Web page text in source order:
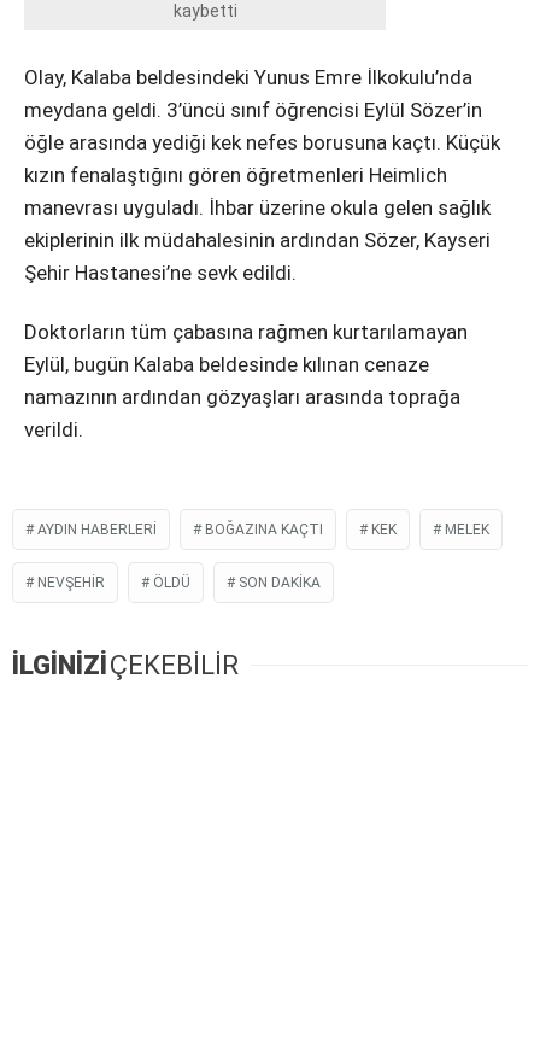
kaybetti
Olay, Kalaba beldesindeki Yunus Emre İlkokulu’nda
meydana geldi. 3’üncü sınıf öğrencisi Eylül Sözer’in
öğle arasında yediği kek nefes borusuna kaçtı. Küçük
kızın fenalaştığını gören öğretmenleri Heimlich
manevrası uyguladı. İhbar üzerine okula gelen sağlık
ekiplerinin ilk müdahalesinin ardından Sözer, Kayseri
Şehir Hastanesi’ne sevk edildi.
Doktorların tüm çabasına rağmen kurtarılamayan
Eylül, bugün Kalaba beldesinde kılınan cenaze
namazının ardından gözyaşları arasında toprağa
verildi.
AYDIN HABERLERI BOĞAZINA KAÇTI KEK MELEK
NEVŞEHIR ÖLDÜ SON DAKIKA
İLGİNİZİÇEKEBİLİR